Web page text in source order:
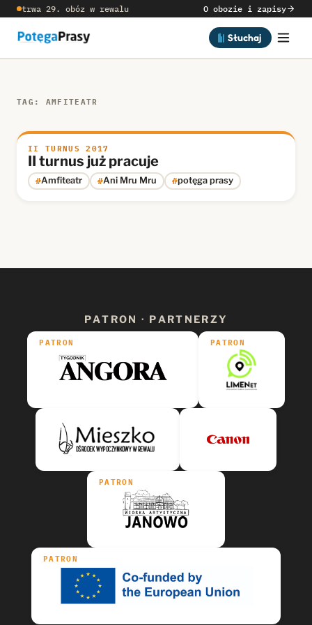
trwa 29. obóz w rewalu O obozie i zapisy
Słuchaj
TAG: AMFITEATR
II TURNUS 2017
II turnus już pracuje
#Amfiteatr #Ani Mru Mru #potęga prasy
PATRON · PARTNERZY
PATRON PATRON
PATRON
PATRON